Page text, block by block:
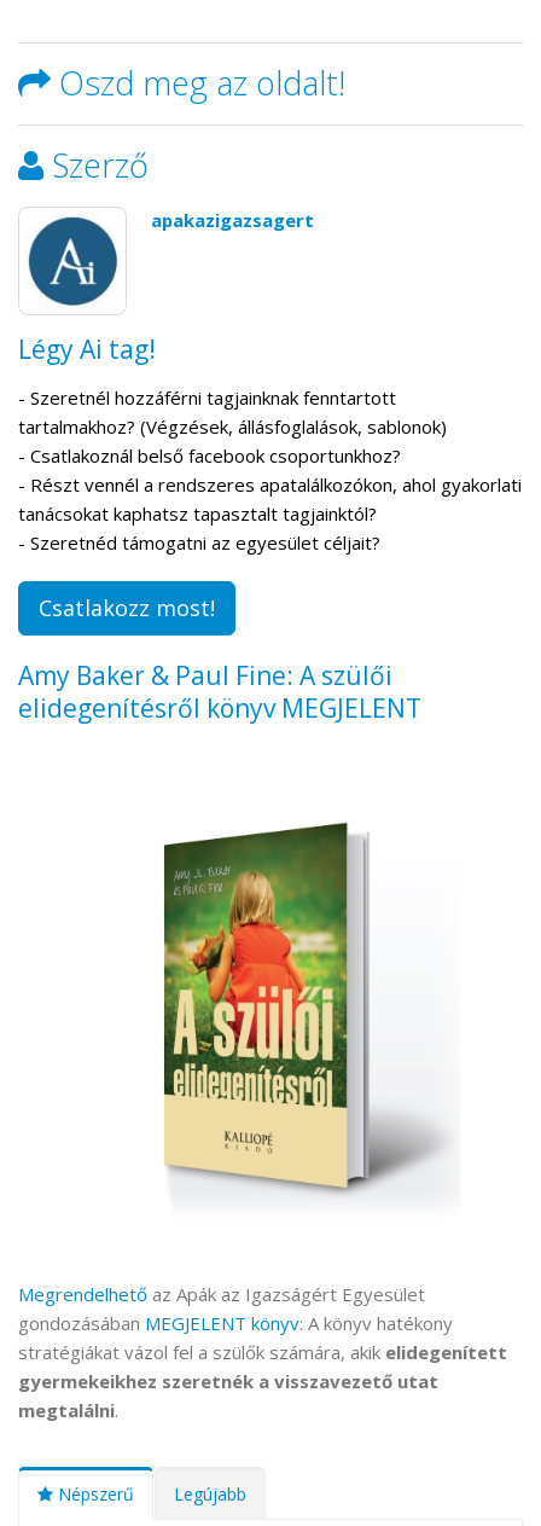
Oszd meg az oldalt!
Szerző
apakazigazsagert
Légy Ai tag!
- Szeretnél hozzáférni tagjainknak fenntartott
tartalmakhoz? (Végzések, állásfoglalások, sablonok)
- Csatlakoznál belső facebook csoportunkhoz?
- Részt vennél a rendszeres apatalálkozókon, ahol gyakorlati
tanácsokat kaphatsz tapasztalt tagjainktól?
- Szeretnéd támogatni az egyesület céljait?
Csatlakozz most!
Amy Baker & Paul Fine: A szülői
elidegenítésről könyv MEGJELENT
Megrendelhető az Apák az Igazságért Egyesület
gondozásában MEGJELENT könyv: A könyv hatékony
stratégiákat vázol fel a szülők számára, akik elidegenített
gyermekeikhez szeretnék a visszavezető utat
megtalálni.
Népszerű Legújabb